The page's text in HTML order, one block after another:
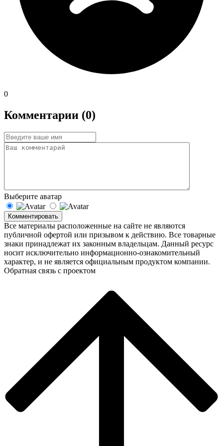
0
Комментарии (0)
Выберите аватар
Комментировать
Все материалы расположенные на сайте не являются
публичной офертой или призывом к действию. Все товарные
знаки принадлежат их законным владельцам. Данный ресурс
носит исключительно информационно-ознакомительный
характер, и не является официальным продуктом компании.
Обратная связь с проектом